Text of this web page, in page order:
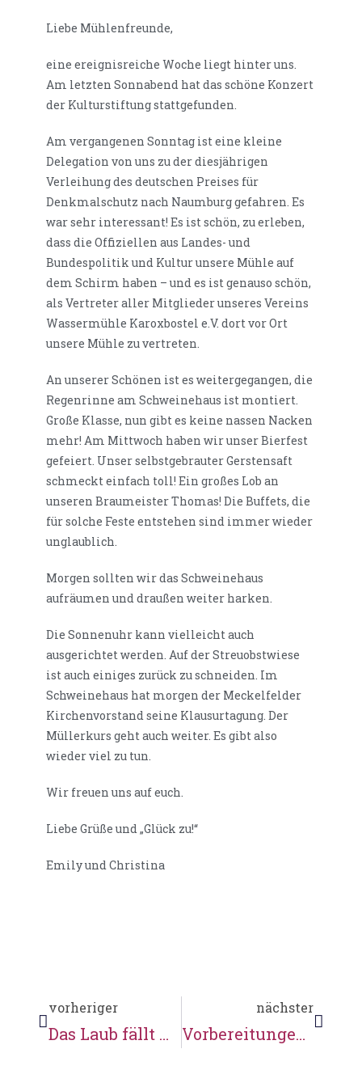
Liebe Mühlenfreunde,
eine ereignisreiche Woche liegt hinter uns.
Am letzten Sonnabend hat das schöne Konzert
der Kulturstiftung stattgefunden.
Am vergangenen Sonntag ist eine kleine
Delegation von uns zu der diesjährigen
Verleihung des deutschen Preises für
Denkmalschutz nach Naumburg gefahren. Es
war sehr interessant! Es ist schön, zu erleben,
dass die Offiziellen aus Landes- und
Bundespolitik und Kultur unsere Mühle auf
dem Schirm haben – und es ist genauso schön,
als Vertreter aller Mitglieder unseres Vereins
Wassermühle Karoxbostel e.V. dort vor Ort
unsere Mühle zu vertreten.
An unserer Schönen ist es weitergegangen, die
Regenrinne am Schweinehaus ist montiert.
Große Klasse, nun gibt es keine nassen Nacken
mehr! Am Mittwoch haben wir unser Bierfest
gefeiert. Unser selbstgebrauter Gerstensaft
schmeckt einfach toll! Ein großes Lob an
unseren Braumeister Thomas! Die Buffets, die
für solche Feste entstehen sind immer wieder
unglaublich.
Morgen sollten wir das Schweinehaus
aufräumen und draußen weiter harken.
Die Sonnenuhr kann vielleicht auch
ausgerichtet werden. Auf der Streuobstwiese
ist auch einiges zurück zu schneiden. Im
Schweinehaus hat morgen der Meckelfelder
Kirchenvorstand seine Klausurtagung. Der
Müllerkurs geht auch weiter. Es gibt also
wieder viel zu tun.
Wir freuen uns auf euch.
Liebe Grüße und „Glück zu!“
Emily und Christina
vorheriger
Das Laub fällt …
nächster
Vorbereitungen zum Krimiabend